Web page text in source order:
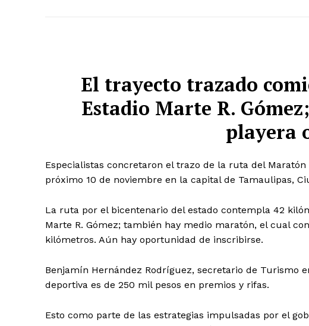
El trayecto trazado
Estadio Marte R.
playera
Especialistas concretaron el trazo de la ruta del
próximo 10 de noviembre en la capital de Tamaulipas,
La ruta por el bicentenario del estado contempla 42
Marte R. Gómez; también hay medio maratón, el cual
kilómetros. Aún hay oportunidad de inscribirse.
Benjamín Hernández Rodríguez, secretario de Turismo
deportiva es de 250 mil pesos en premios y rifas.
Esto como parte de las estrategias impulsadas por el